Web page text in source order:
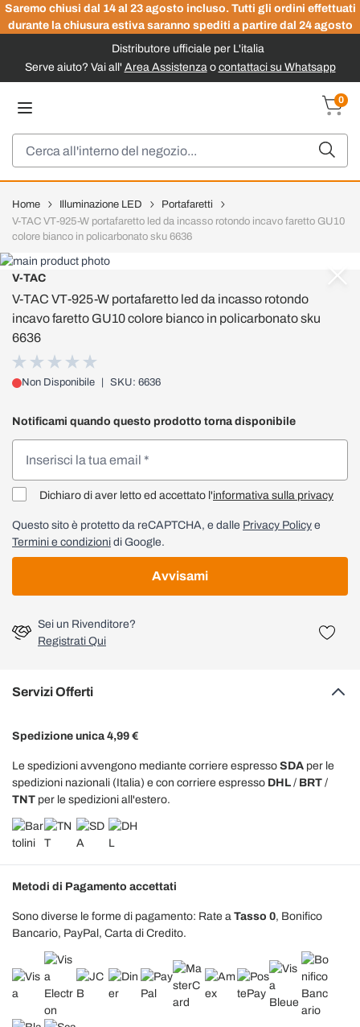
Saremo chiusi dal 14 al 23 agosto incluso. Tutti gli ordini effettuati
durante la chiusura estiva saranno spediti a partire dal 24 agosto
Distributore ufficiale per L'italia
Serve aiuto? Vai all' Area Assistenzao contattaci su Whatsapp
0
Home Illuminazione LED
Portafaretti
V-TAC VT-925-W portafaretto led da incasso rotondo incavo faretto GU10
colore bianco in policarbonato sku 6636
V-TAC
V-TAC VT-925-W portafaretto led da incasso rotondo
incavo faretto GU10 colore bianco in policarbonato sku
6636
Non Disponibile SKU: 6636
Notificami quando questo prodotto torna disponibile
Dichiaro di aver letto ed accettato l'informativa sulla privacy
Questo sito è protetto da reCAPTCHA, e dalle Privacy Policy e
Termini e condizioni di Google.
Avvisami
Sei un Rivenditore?
Registrati Qui
Servizi Offerti
Spedizione unica 4,99 €
Le spedizioni avvengono mediante corriere espresso SDA per le
spedizioni nazionali (Italia) e con corriere espresso DHL / BRT /
TNT per le spedizioni all'estero.
Metodi di Pagamento accettati
Sono diverse le forme di pagamento: Rate a Tasso 0, Bonifico
Bancario, PayPal, Carta di Credito.